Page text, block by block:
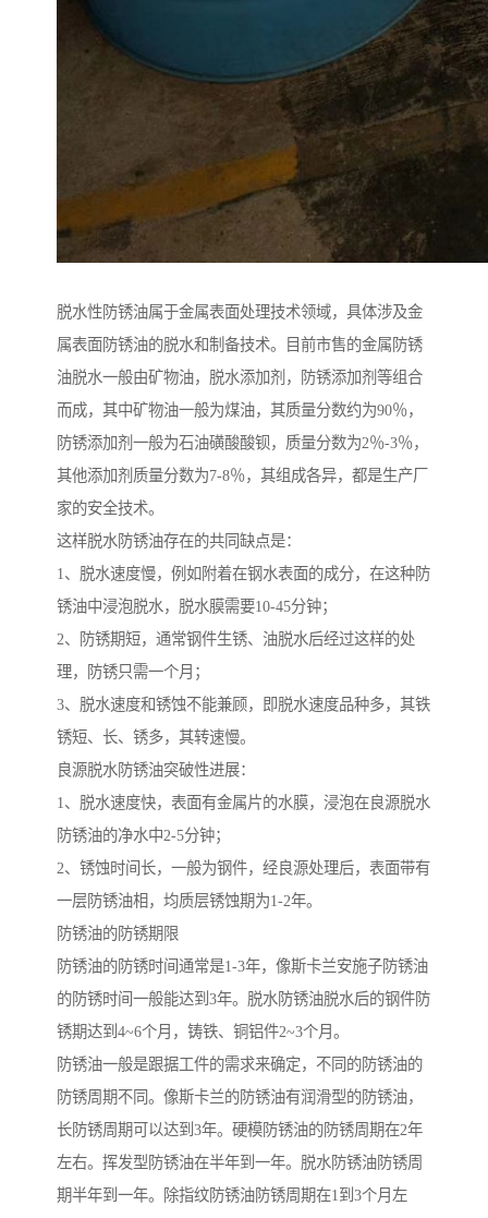
脱水性防锈油属于金属表面处理技术领域，具体涉及金
属表面防锈油的脱水和制备技术。目前市售的金属防锈
油脱水一般由矿物油，脱水添加剂，防锈添加剂等组合
而成，其中矿物油一般为煤油，其质量分数约为90％，
防锈添加剂一般为石油磺酸酸钡，质量分数为2％-3％，
其他添加剂质量分数为7-8％，其组成各异，都是生产厂
家的安全技术。
这样脱水防锈油存在的共同缺点是：
1、脱水速度慢，例如附着在钢水表面的成分，在这种防
锈油中浸泡脱水，脱水膜需要10-45分钟；
2、防锈期短，通常钢件生锈、油脱水后经过这样的处
理，防锈只需一个月；
3、脱水速度和锈蚀不能兼顾，即脱水速度品种多，其铁
锈短、长、锈多，其转速慢。
良源脱水防锈油突破性进展：
1、脱水速度快，表面有金属片的水膜，浸泡在良源脱水
防锈油的净水中2-5分钟；
2、锈蚀时间长，一般为钢件，经良源处理后，表面带有
一层防锈油相，均质层锈蚀期为1-2年。
防锈油的防锈期限
防锈油的防锈时间通常是1-3年，像斯卡兰安施子防锈油
的防锈时间一般能达到3年。脱水防锈油脱水后的钢件防
锈期达到4~6个月，铸铁、铜铝件2~3个月。
防锈油一般是跟据工件的需求来确定，不同的防锈油的
防锈周期不同。像斯卡兰的防锈油有润滑型的防锈油，
长防锈周期可以达到3年。硬模防锈油的防锈周期在2年
左右。挥发型防锈油在半年到一年。脱水防锈油防锈周
期半年到一年。除指纹防锈油防锈周期在1到3个月左